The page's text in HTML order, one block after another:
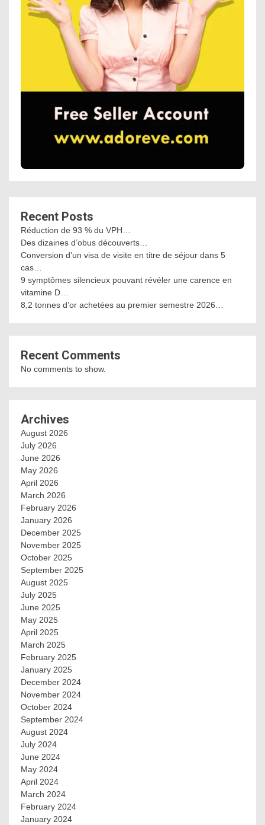
Recent Posts
Réduction de 93 % du VPH…
Des dizaines d’obus découverts…
Conversion d’un visa de visite en titre de séjour dans 5
cas…
9 symptômes silencieux pouvant révéler une carence en
vitamine D…
8,2 tonnes d’or achetées au premier semestre 2026…
Recent Comments
No comments to show.
Archives
August 2026
July 2026
June 2026
May 2026
April 2026
March 2026
February 2026
January 2026
December 2025
November 2025
October 2025
September 2025
August 2025
July 2025
June 2025
May 2025
April 2025
March 2025
February 2025
January 2025
December 2024
November 2024
October 2024
September 2024
August 2024
July 2024
June 2024
May 2024
April 2024
March 2024
February 2024
January 2024